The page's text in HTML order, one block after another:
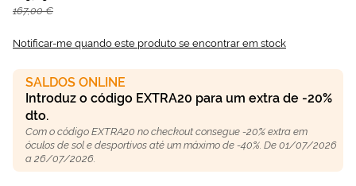
167,00 €
Notificar-me quando este produto se encontrar em stock
SALDOS ONLINE
Introduz o código EXTRA20 para um extra de -20%
dto.
Com o código EXTRA20 no checkout consegue -20% extra em
óculos de sol e desportivos até um máximo de -40%. De 01/07/2026
a 26/07/2026.